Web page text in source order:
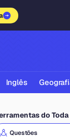
Inglês
do
Questões